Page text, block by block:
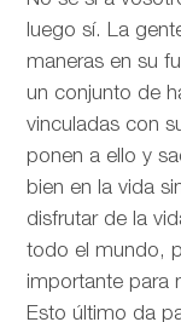
luego sí. La
maneras en su
un conjunto de
vinculadas con
ponen a ello y
bien en la vida
disfrutar de la
todo el mundo,
importante para
Esto último da